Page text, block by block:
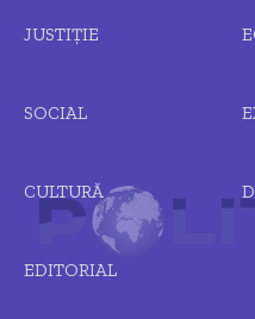
JUSTIȚIE
SOCIAL
CULTURĂ
EDITORIAL